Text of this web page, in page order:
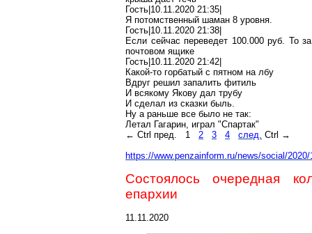
Гость|10.11.2020 21:35|
Я потомственный шаман 8 уровня.
Гость|10.11.2020 21:38|
Если сейчас переведет 100.000 руб. То
почтовом ящике
Гость|10.11.2020 21:42|
Какой-то горбатый с пятном на лбу
Вдруг решил запалить фитиль
И всякому Якову дал трубу
И сделал из сказки быль.
Ну а раньше все было не так:
Летал Гагарин, играл "Спартак"
← Ctrl пред. 1 2 3 4 след. Ctrl →
https://www.penzainform.ru/news/social/2020/
Состоялось очередная
епархии
11.11.2020